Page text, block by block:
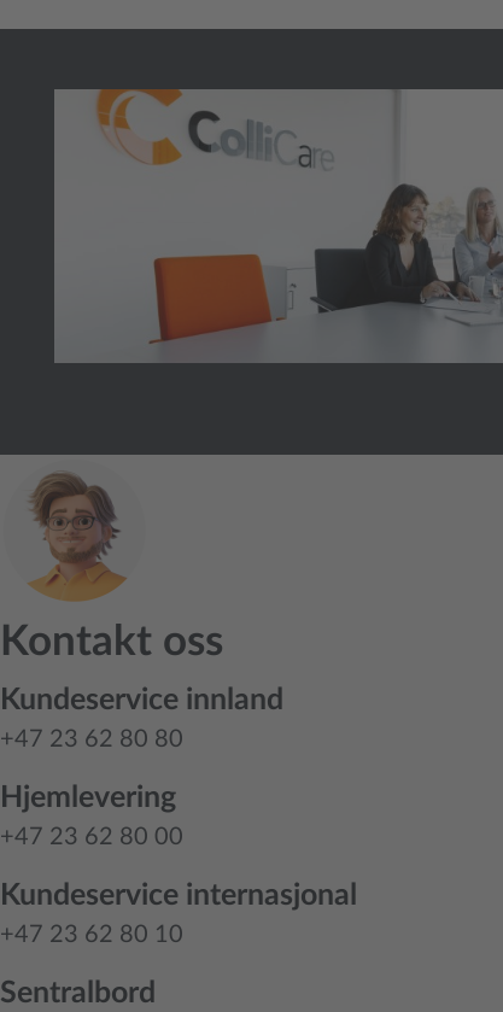
Kontakt oss
Kundeservice innland
+47 23 62 80 80
Hjemlevering
+47 23 62 80 00
Kundeservice internasjonal
+47 23 62 80 10
Sentralbord